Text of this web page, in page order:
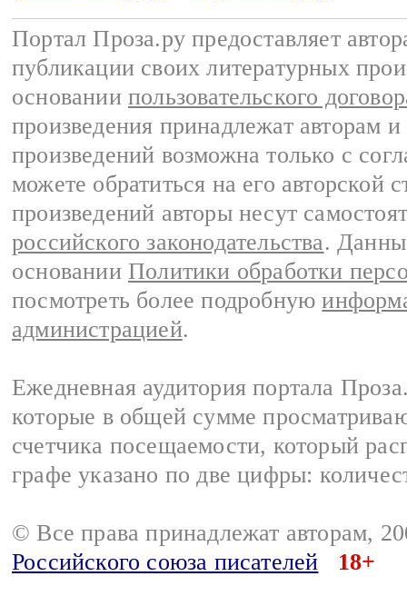
Портал Проза.ру предоставляет
публикации своих литературных
основании пользовательского
произведения принадлежат авторам
произведений возможна только с
можете обратиться на его авторской
произведений авторы несут
российского законодательства.
основании Политики обработки
посмотреть более подробную
администрацией.
Ежедневная аудитория портала
которые в общей сумме
счетчика посещаемости, который
графе указано по две цифры:
© Все права принадлежат авторам,
Российского союза писателей
18+